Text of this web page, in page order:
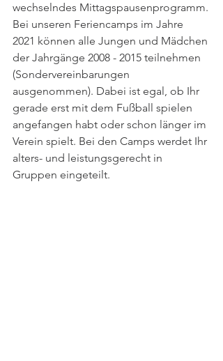
wechselndes Mittagspausenprogramm.
Bei unseren Feriencamps im Jahre
2021 können alle Jungen und Mädchen
der Jahrgänge 2008 - 2015 teilnehmen
(Sondervereinbarungen
ausgenommen). Dabei ist egal, ob Ihr
gerade erst mit dem Fußball spielen
angefangen habt oder schon länger im
Verein spielt. Bei den Camps werdet Ihr
alters- und leistungsgerecht in
Gruppen eingeteilt.